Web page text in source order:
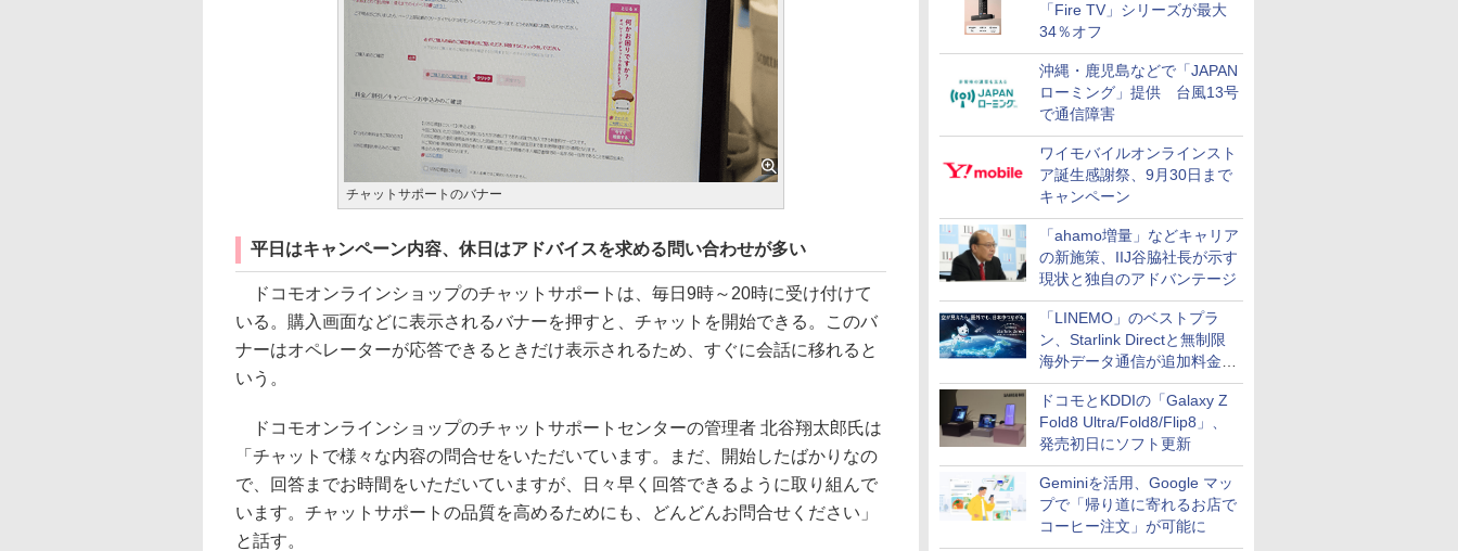
「Fire TV」シリーズが最大
34％オフ
沖縄・鹿児島などで「JAPAN
ローミング」提供 台風13号
で通信障害
ワイモバイルオンラインスト
ア誕生感謝祭、9月30日まで
キャンペーン
「ahamo増量」などキャリア
の新施策、IIJ谷脇社長が示す
現状と独自のアドバンテージ
「LINEMO」のベストプラ
ン、Starlink Directと無制限
海外データ通信が追加料金な
しに
ドコモとKDDIの「Galaxy Z
Fold8 Ultra/Fold8/Flip8」、
発売初日にソフト更新
Geminiを活用、Google マッ
プで「帰り道に寄れるお店で
コーヒー注文」が可能に
チャットサポートのバナー
平日はキャンペーン内容、休日はアドバイスを求める問い合わせが多い
ドコモオンラインショップのチャットサポートは、毎日9時～20時に受け付けて
いる。購入画面などに表示されるバナーを押すと、チャットを開始できる。このバ
ナーはオペレーターが応答できるときだけ表示されるため、すぐに会話に移れると
いう。
ドコモオンラインショップのチャットサポートセンターの管理者 北谷翔太郎氏は
「チャットで様々な内容の問合せをいただいています。まだ、開始したばかりなの
で、回答までお時間をいただいていますが、日々早く回答できるように取り組んで
います。チャットサポートの品質を高めるためにも、どんどんお問合せください」
と話す。